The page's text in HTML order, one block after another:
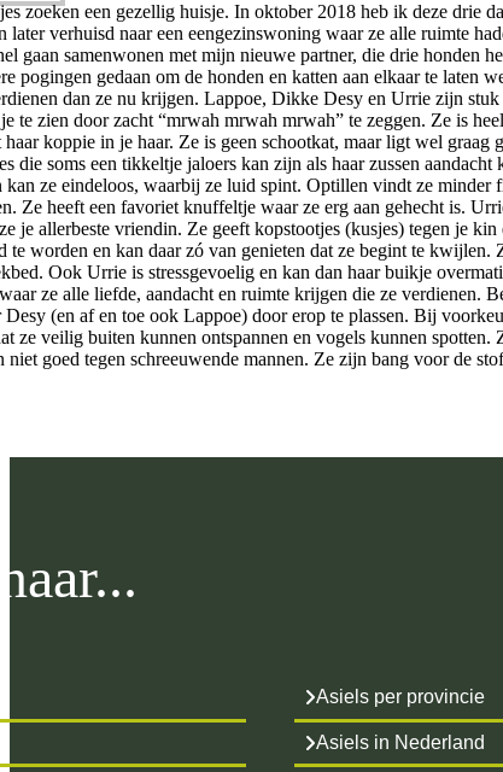
zoeken een gezellig huisje. In oktober 2018 heb ik deze drie
later verhuisd naar een eengezinswoning waar ze alle ruimte
gaan samenwonen met mijn nieuwe partner, die drie honden
pogingen gedaan om de honden en katten aan elkaar te laten
dan ze nu krijgen. Lappoe, Dikke Desy en Urrie zijn
te zien door zacht “mrwah mrwah mrwah” te zeggen. Ze is
koppie in je haar. Ze is geen schootkat, maar ligt wel
die soms een tikkeltje jaloers kan zijn als haar zussen
ze eindeloos, waarbij ze luid spint. Optillen vindt ze minder
Ze heeft een favoriet knuffeltje waar ze erg aan gehecht is.
je allerbeste vriendin. Ze geeft kopstootjes (kusjes) tegen je
te worden en kan daar zó van genieten dat ze begint te
Ook Urrie is stressgevoelig en kan dan haar buikje
ze alle liefde, aandacht en ruimte krijgen die ze verdienen.
Desy (en af en toe ook Lappoe) door erop te plassen. Bij
ze veilig buiten kunnen ontspannen en vogels kunnen
goed tegen schreeuwende mannen. Ze zijn bang voor de
Asiels per provincie
Asiels in Nederland